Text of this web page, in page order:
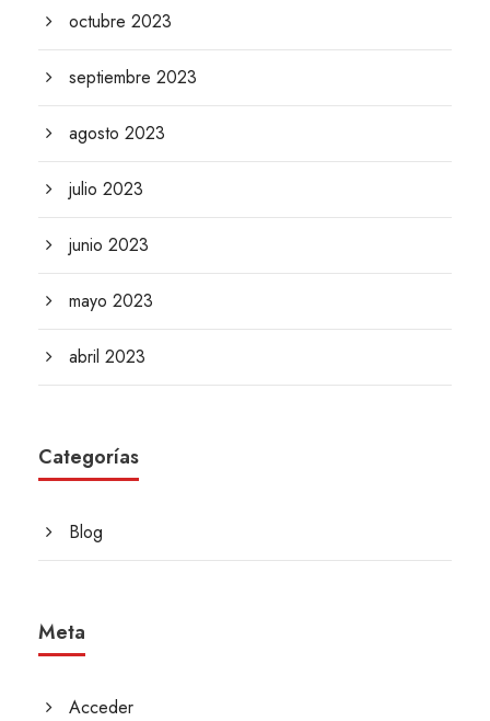
octubre 2023
septiembre 2023
agosto 2023
julio 2023
junio 2023
mayo 2023
abril 2023
Categorías
Blog
Meta
Acceder